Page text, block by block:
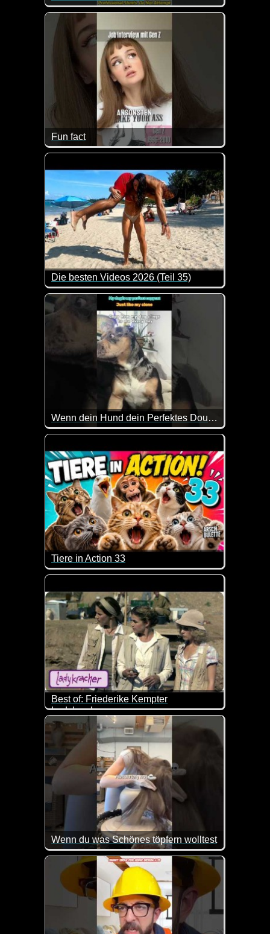
Fun fact
Herrlich, allerdings leider nicht ganz aus der Luft
Die besten Videos 2026 (Teil 35)
Eine tolle Zusammenstellung von lustigen
Wenn dein Hund dein Perfektes Double wird
Tiere in Action 33
Wenn Tiere sprechen könnten, dann wären das
Best of: Friederike Kempter
Ladykracher
Wenn du was Schönes töpfern wolltest
Töpfern will gelernt sein. Ansonsten passieren